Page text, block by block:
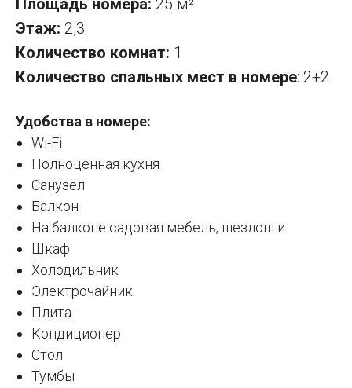
Площадь номера: 25 м²
Этаж: 2,3
Количество комнат: 1
Количество спальных мест в номере: 2+2
Удобства в номере:
Wi-Fi
Полноценная кухня
Санузел
Балкон
На балконе садовая мебель, шезлонги
Шкаф
Холодильник
Электрочайник
Плита
Кондиционер
Стол
Тумбы